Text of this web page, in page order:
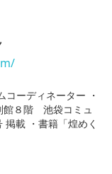
コーディネーター ・
館８階 池袋コミュ
掲載 ・書籍「煌めく